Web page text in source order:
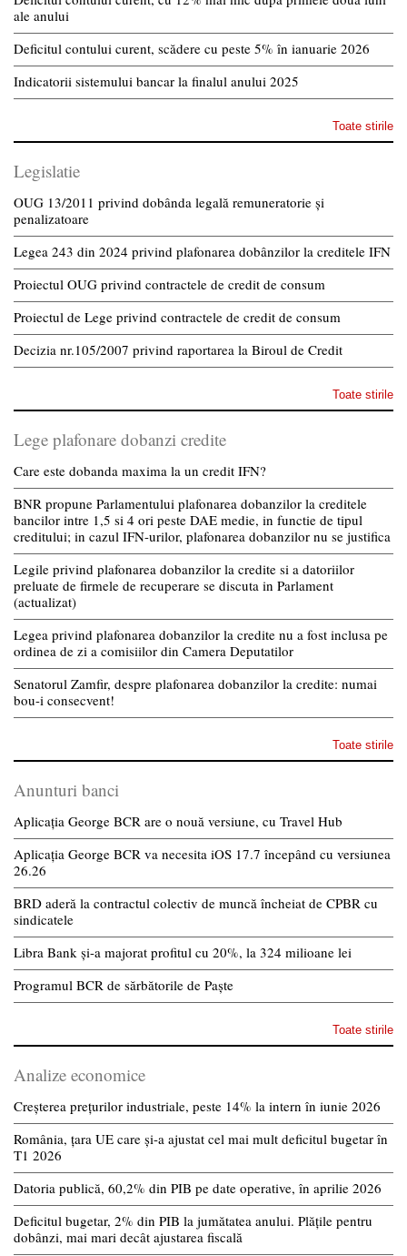
ale anului
Deficitul contului curent, scădere cu peste 5% în ianuarie 2026
Indicatorii sistemului bancar la finalul anului 2025
Toate stirile
Legislatie
OUG 13/2011 privind dobânda legală remuneratorie și
penalizatoare
Legea 243 din 2024 privind plafonarea dobânzilor la creditele IFN
Proiectul OUG privind contractele de credit de consum
Proiectul de Lege privind contractele de credit de consum
Decizia nr.105/2007 privind raportarea la Biroul de Credit
Toate stirile
Lege plafonare dobanzi credite
Care este dobanda maxima la un credit IFN?
BNR propune Parlamentului plafonarea dobanzilor la creditele
bancilor intre 1,5 si 4 ori peste DAE medie, in functie de tipul
creditului; in cazul IFN-urilor, plafonarea dobanzilor nu se justifica
Legile privind plafonarea dobanzilor la credite si a datoriilor
preluate de firmele de recuperare se discuta in Parlament
(actualizat)
Legea privind plafonarea dobanzilor la credite nu a fost inclusa pe
ordinea de zi a comisiilor din Camera Deputatilor
Senatorul Zamfir, despre plafonarea dobanzilor la credite: numai
bou-i consecvent!
Toate stirile
Anunturi banci
Aplicația George BCR are o nouă versiune, cu Travel Hub
Aplicația George BCR va necesita iOS 17.7 începând cu versiunea
26.26
BRD aderă la contractul colectiv de muncă încheiat de CPBR cu
sindicatele
Libra Bank și-a majorat profitul cu 20%, la 324 milioane lei
Programul BCR de sărbătorile de Paște
Toate stirile
Analize economice
Creșterea prețurilor industriale, peste 14% la intern în iunie 2026
România, țara UE care și-a ajustat cel mai mult deficitul bugetar în
T1 2026
Datoria publică, 60,2% din PIB pe date operative, în aprilie 2026
Deficitul bugetar, 2% din PIB la jumătatea anului. Plățile pentru
dobânzi, mai mari decât ajustarea fiscală